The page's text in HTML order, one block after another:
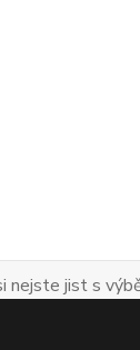
nejste jist s